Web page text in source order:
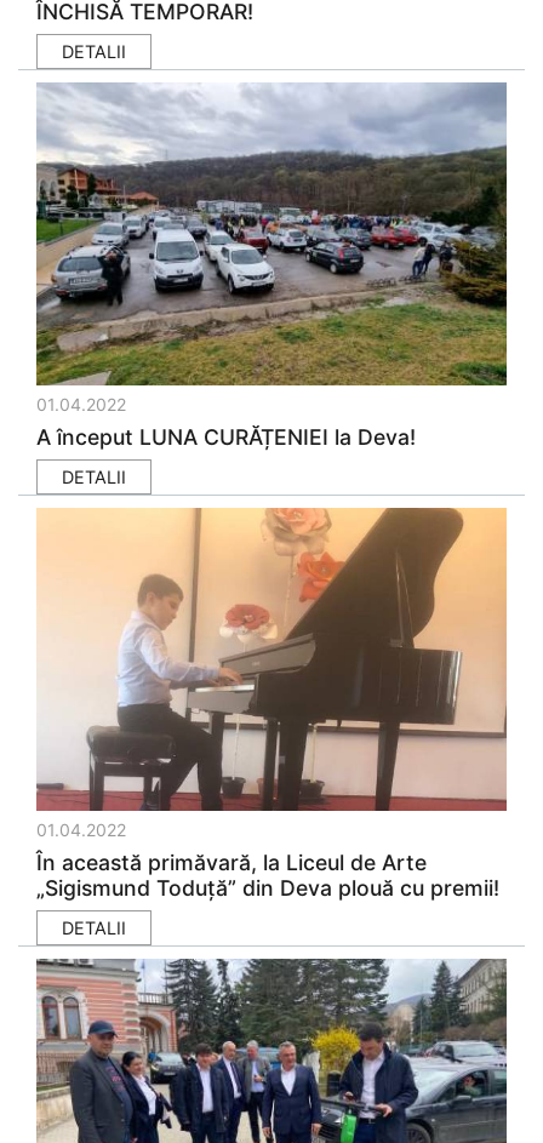
ÎNCHISĂ TEMPORAR!
DETALII
01.04.2022
A început LUNA CURĂȚENIEI la Deva!
DETALII
01.04.2022
În această primăvară, la Liceul de Arte
„Sigismund Toduță” din Deva plouă cu premii!
DETALII